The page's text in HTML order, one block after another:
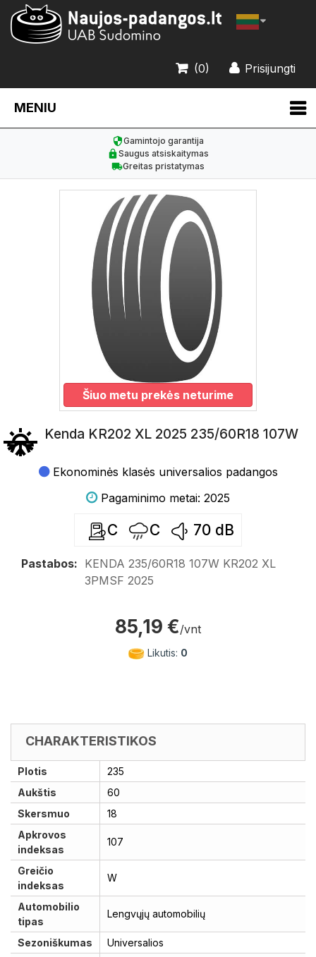
Prisijungti
(0)
MENIU
Gamintojo garantija
Saugus atsiskaitymas
Greitas pristatymas
Šiuo metu prekės neturime
Kenda KR202 XL 2025 235/60R18 107W
Ekonominės klasės universalios padangos
Pagaminimo metai: 2025
C C 70 dB
Pastabos: KENDA 235/60R18 107W KR202 XL
3PMSF 2025
85,19 €/vnt
Likutis: 0
CHARAKTERISTIKOS
Plotis
235
Aukštis
60
Skersmuo
18
Apkrovos
indeksas
107
Greičio
indeksas
W
Automobilio
tipas
Lengvųjų automobilių
Sezoniškumas
Universalios